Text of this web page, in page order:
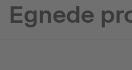
Egnede